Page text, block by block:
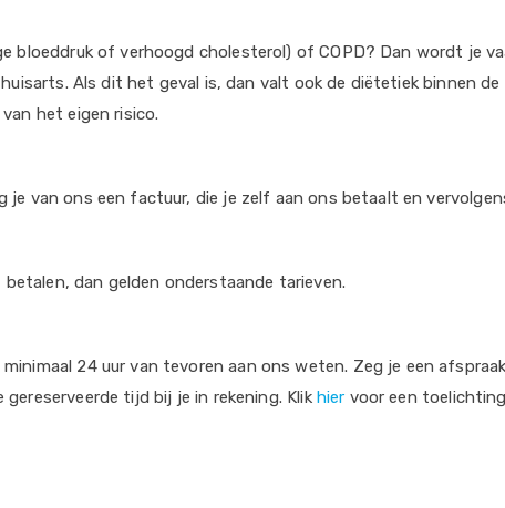
bloeddruk of verhoogd cholesterol) of COPD? Dan wordt je
Als dit het geval is, dan valt ook de diëtetiek binnen
het eigen risico.
van ons een factuur, die je zelf aan ons betaalt en
dan gelden onderstaande tarieven.
24 uur van tevoren aan ons weten. Zeg je een
tijd bij je in rekening. Klik hier voor een